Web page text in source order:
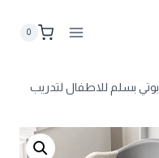
0
بوتي بسلم للاطفال لتدريب